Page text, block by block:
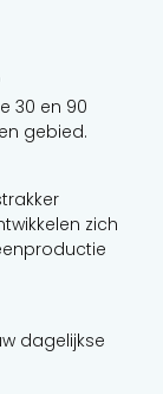
30 en 90
gebied.
zich
dagelijkse